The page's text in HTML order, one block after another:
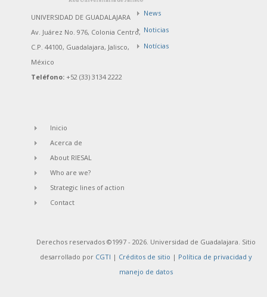
UNIVERSIDAD DE GUADALAJARA
Av. Juárez No. 976, Colonia Centro,
C.P. 44100, Guadalajara, Jalisco,
México
Teléfono: +52 (33) 3134 2222
News
Noticias
Notícias
Inicio
Acerca de
About RIESAL
Who are we?
Strategic lines of action
Contact
Derechos reservados ©1997 - 2026. Universidad de Guadalajara. Sitio
desarrollado por CGTI | Créditos de sitio | Política de privacidad y
manejo de datos